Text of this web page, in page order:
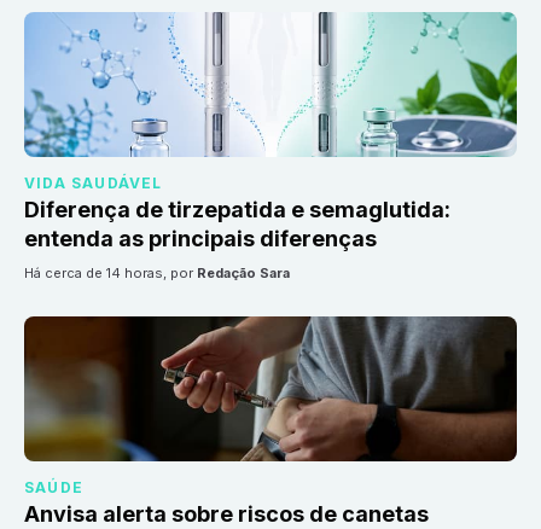
VIDA SAUDÁVEL
Diferença de tirzepatida e semaglutida:
entenda as principais diferenças
há cerca de 14 horas, por Redação Sara
SAÚDE
Anvisa alerta sobre riscos de canetas